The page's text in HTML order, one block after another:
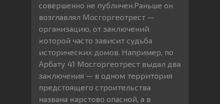
совершенно не публичен.Раньше он
возглавлял Мосгоргеотрест —
организацию, от заключений
которой часто зависит судьба
исторических домов. Например, по
Арбату 41 Мосгоргеотрест выдал два
заключения — в одном территория
предстоящего строительства
названа карстово опасной, а в